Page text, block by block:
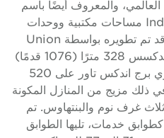
والمعروف أيضًا باسم
«بوابة النمو». يوفر Index Tower مساحات مكتبية ووحدات
سكنية ووحدات للبيع بالتجزئة وقد تم تطويره بواسطة Union
Properties. يبلغ ارتفاع برج إندكسس 328 مترًا (1076 قدمًا)
وتم تسليمه في عام 2011. يحتوي برج اندكس تاور على 520
مزيج من المنازل المكونة
غرف نوم والبنتهاوس. تم
خدمات، تليها الطوابق